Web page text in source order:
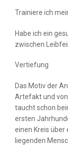
Trainiere ich
Habe ich ein
zwischen
Vertiefung
Das Motiv der
Artefakt und
taucht schon
ersten
einen Kreis
liegenden